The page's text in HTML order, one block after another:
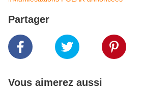
Partager
Vous aimerez aussi